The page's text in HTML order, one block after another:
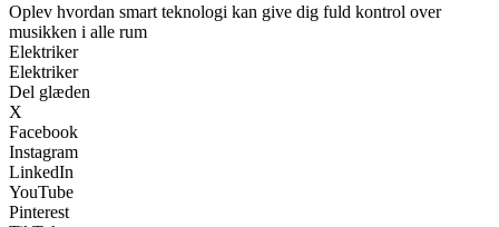
Oplev hvordan smart teknologi kan give dig fuld kontrol over
musikken i alle rum
Elektriker
Elektriker
Del glæden
X
Facebook
Instagram
LinkedIn
YouTube
Pinterest